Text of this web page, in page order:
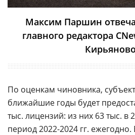
Максим Паршин
главного редактора
По оценкам чиновника,
ближайшие годы будет
тыс. лицензий: из них 63 тыс. в
период 2022-2024 гг.